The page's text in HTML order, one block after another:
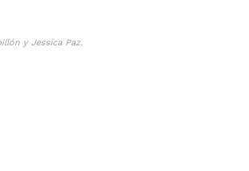
y Jessica Paz.